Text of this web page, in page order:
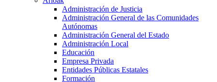
Administración de Justicia
Administración General de las Comunidades
Autónomas
Administración General del Estado
Administración Local
Educación
Empresa Privada
Entidades Públicas Estatales
Formación